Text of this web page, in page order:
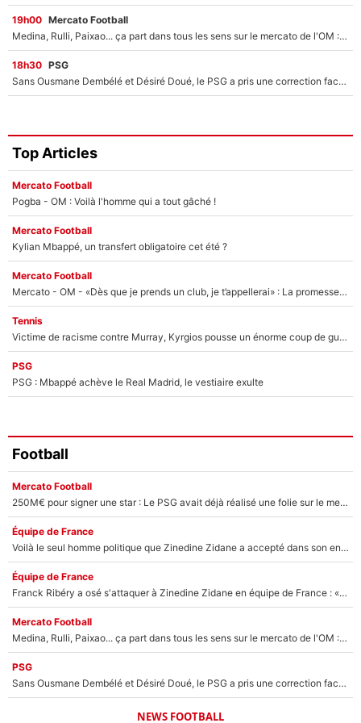
19h00 Mercato Football
Medina, Rulli, Paixao... ça part dans tous les sens sur le mercato de l'OM : Frank McCourt va enfin récupérer l'argent qu'il attend ?
18h30 PSG
Sans Ousmane Dembélé et Désiré Doué, le PSG a pris une correction face à Majorque : Luis Enrique attend avec impatience des renforts !
Top Articles
Mercato Football
Pogba - OM : Voilà l'homme qui a tout gâché !
Mercato Football
Kylian Mbappé, un transfert obligatoire cet été ?
Mercato Football
Mercato - OM - «Dès que je prends un club, je t’appellerai» : La promesse de Marcelino au moment de claquer la porte
Tennis
Victime de racisme contre Murray, Kyrgios pousse un énorme coup de gueule !
PSG
PSG : Mbappé achève le Real Madrid, le vestiaire exulte
Football
Mercato Football
250M€ pour signer une star : Le PSG avait déjà réalisé une folie sur le mercato bien avant Neymar !
Équipe de France
Voilà le seul homme politique que Zinedine Zidane a accepté dans son entourage : «Je garde un très bon souvenir de lui»
Équipe de France
Franck Ribéry a osé s'attaquer à Zinedine Zidane en équipe de France : «Je n'aurais jamais fait ça»
Mercato Football
Medina, Rulli, Paixao... ça part dans tous les sens sur le mercato de l'OM : Frank McCourt va enfin récupérer l'argent qu'il attend ?
PSG
Sans Ousmane Dembélé et Désiré Doué, le PSG a pris une correction face à Majorque : Luis Enrique attend avec impatience des renforts !
NEWS FOOTBALL